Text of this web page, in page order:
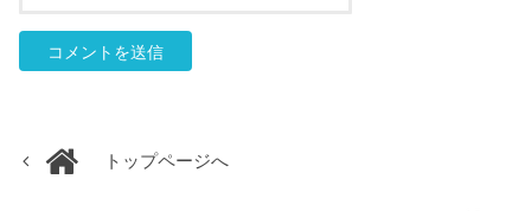
トップページへ